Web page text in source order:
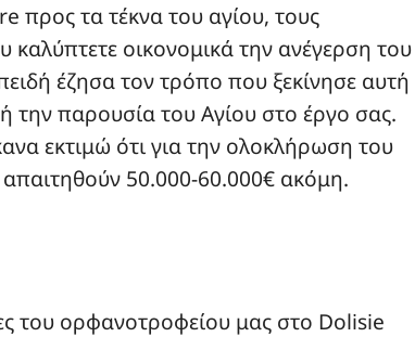
προς τα τέκνα του αγίου, τους
οικονομικά την ανέγερση του
έζησα τον τρόπο που ξεκίνησε αυτή
την παρουσία του Αγίου στο έργο σας.
εκτιμώ ότι για την ολοκλήρωση του
50.000-60.000€ ακόμη.
του ορφανοτροφείου μας στο Dolisie